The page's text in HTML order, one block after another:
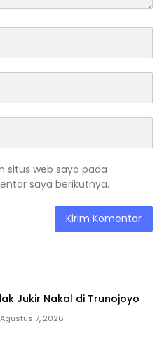
situs web saya pada
saya berikutnya.
Jukir Nakal di Trunojoyo
Agustus 7, 2026